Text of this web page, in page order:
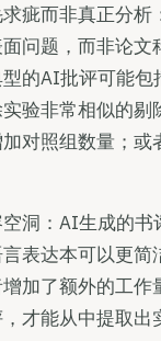
疵而非真正分析
问题，而非论文
的AI批评可能包
验非常相似的剔
对照组数量；或
洞：AI生成的书
表达本可以更简
加了额外的工作
才能从中提取出